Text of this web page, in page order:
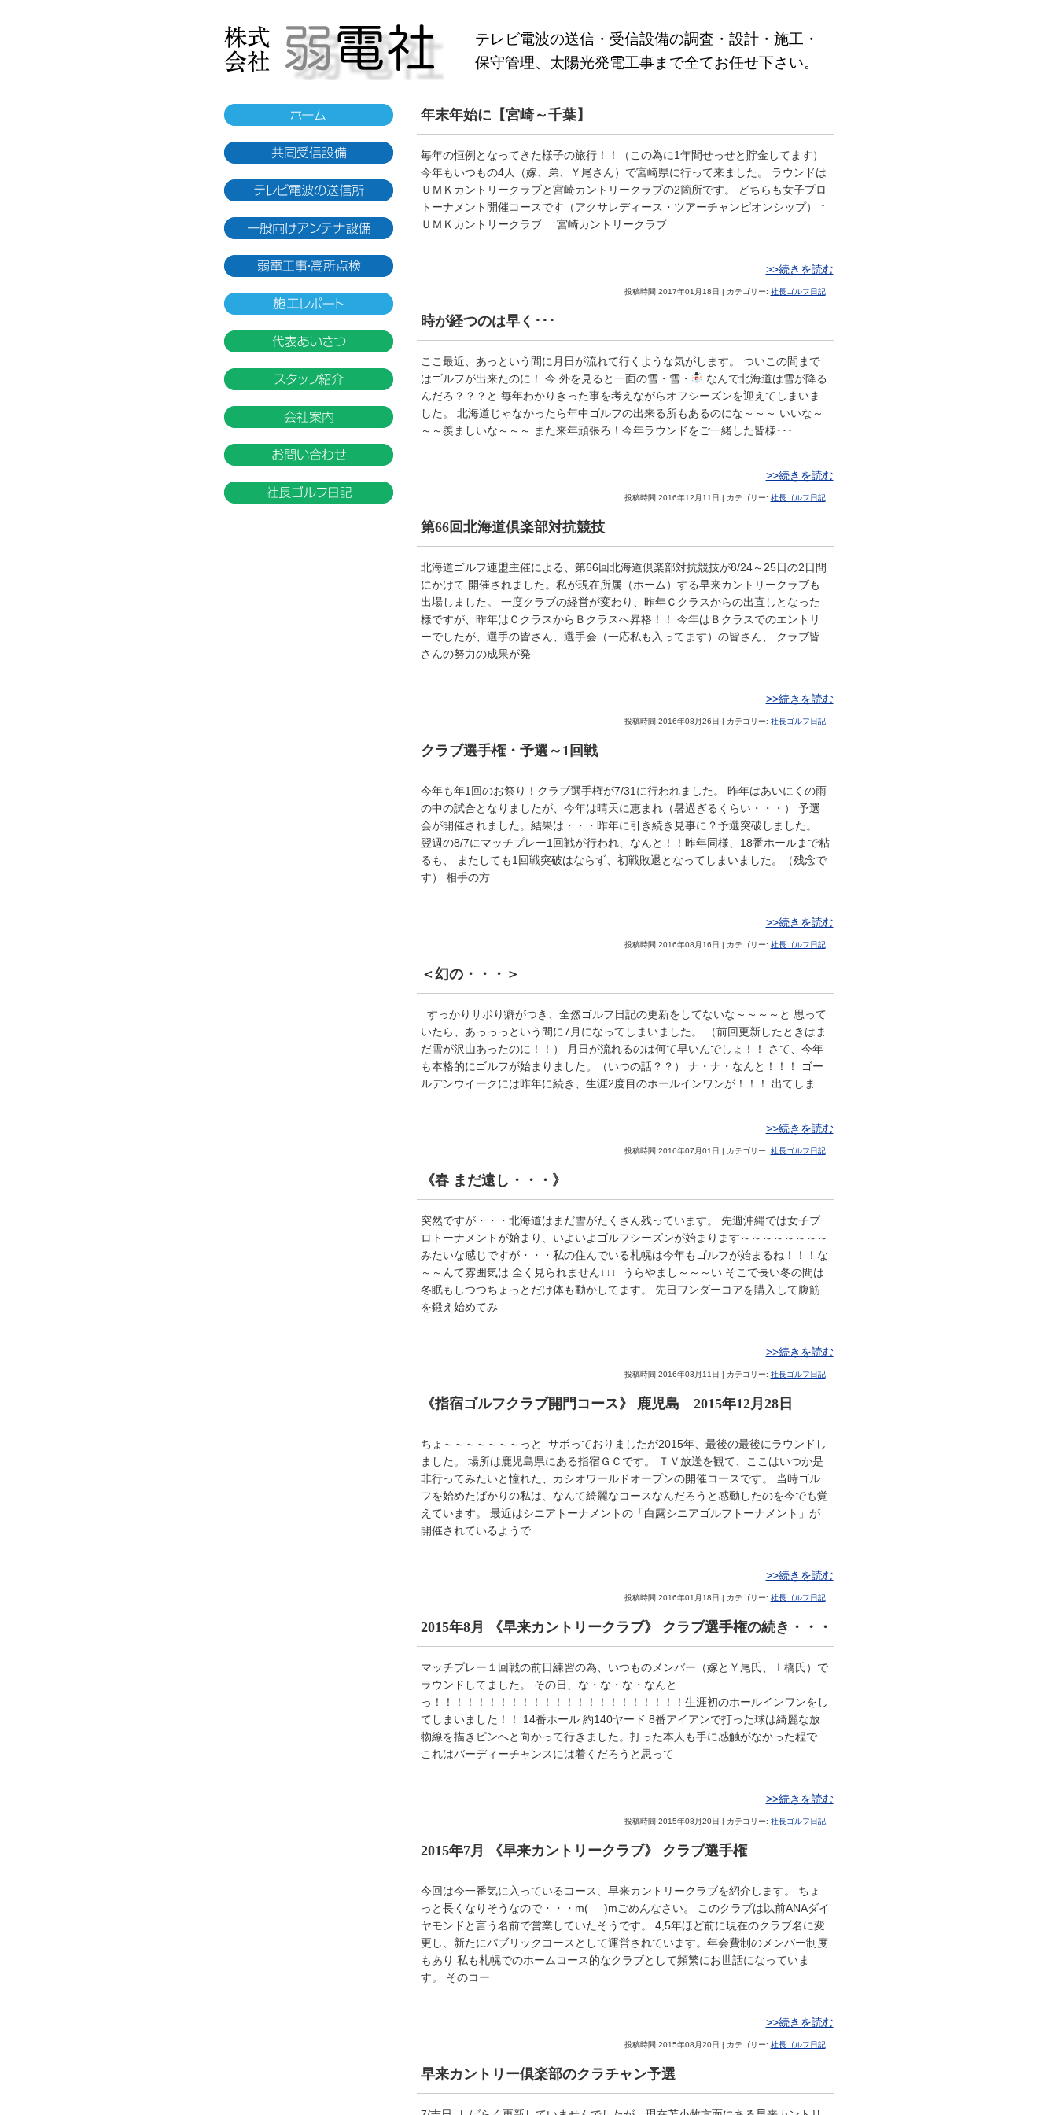
テレビ電波の送信・受信設備の調査・設計・施工・
保守管理、太陽光発電工事まで全てお任せ下さい。
年末年始に【宮崎～千葉】
毎年の恒例となってきた様子の旅行！！（この為に1年間せっせと貯金してます）
今年もいつもの4人（嫁、弟、Ｙ尾さん）で宮崎県に行って来ました。 ラウンドは
ＵＭＫカントリークラブと宮崎カントリークラブの2箇所です。 どちらも女子プロ
トーナメント開催コースです（アクサレディース・ツアーチャンピオンシップ） ↑
ＵＭＫカントリークラブ ↑宮崎カントリークラブ
>>続きを読む
投稿時間 2017年01月18日 | カテゴリー: 社長ゴルフ日記
時が経つのは早く･･･
ここ最近、あっという間に月日が流れて行くような気がします。 ついこの間まで
はゴルフが出来たのに！ 今 外を見ると一面の雪・雪・
なんで北海道は雪が降る
んだろ？？？と 毎年わかりきった事を考えながらオフシーズンを迎えてしまいま
した。 北海道じゃなかったら年中ゴルフの出来る所もあるのにな～～～ いいな～
～～羨ましいな～～～ また来年頑張ろ！今年ラウンドをご一緒した皆様･･･
>>続きを読む
投稿時間 2016年12月11日 | カテゴリー: 社長ゴルフ日記
第66回北海道倶楽部対抗競技
北海道ゴルフ連盟主催による、第66回北海道倶楽部対抗競技が8/24～25日の2日間
にかけて 開催されました。私が現在所属（ホーム）する早来カントリークラブも
出場しました。 一度クラブの経営が変わり、昨年Ｃクラスからの出直しとなった
様ですが、昨年はＣクラスからＢクラスへ昇格！！ 今年はＢクラスでのエントリ
ーでしたが、選手の皆さん、選手会（一応私も入ってます）の皆さん、 クラブ皆
さんの努力の成果が発
>>続きを読む
投稿時間 2016年08月26日 | カテゴリー: 社長ゴルフ日記
クラブ選手権・予選～1回戦
今年も年1回のお祭り！クラブ選手権が7/31に行われました。 昨年はあいにくの雨
の中の試合となりましたが、今年は晴天に恵まれ（暑過ぎるくらい・・・） 予選
会が開催されました。結果は・・・昨年に引き続き見事に？予選突破しました。
翌週の8/7にマッチプレー1回戦が行われ、なんと！！昨年同様、18番ホールまで粘
るも、 またしても1回戦突破はならず、初戦敗退となってしまいました。（残念で
す） 相手の方
>>続きを読む
投稿時間 2016年08月16日 | カテゴリー: 社長ゴルフ日記
＜幻の・・・＞
すっかりサボり癖がつき、全然ゴルフ日記の更新をしてないな～～～～と 思って
いたら、あっっっという間に7月になってしまいました。 （前回更新したときはま
だ雪が沢山あったのに！！） 月日が流れるのは何て早いんでしょ！！ さて、今年
も本格的にゴルフが始まりました。（いつの話？？） ナ・ナ・なんと！！！ ゴー
ルデンウイークには昨年に続き、生涯2度目のホールインワンが！！！ 出てしま
>>続きを読む
投稿時間 2016年07月01日 | カテゴリー: 社長ゴルフ日記
《春 まだ遠し・・・》
突然ですが・・・北海道はまだ雪がたくさん残っています。 先週沖縄では女子プ
ロトーナメントが始まり、いよいよゴルフシーズンが始まります～～～～～～～～
みたいな感じですが・・・私の住んでいる札幌は今年もゴルフが始まるね！！！な
～～んて雰囲気は 全く見られません↓↓↓ うらやまし～～～い そこで長い冬の間は
冬眠もしつつちょっとだけ体も動かしてます。 先日ワンダーコアを購入して腹筋
を鍛え始めてみ
>>続きを読む
投稿時間 2016年03月11日 | カテゴリー: 社長ゴルフ日記
《指宿ゴルフクラブ開門コース》 鹿児島 2015年12月28日
ちょ～～～～～～～っと サボっておりましたが2015年、最後の最後にラウンドし
ました。 場所は鹿児島県にある指宿ＧＣです。 ＴＶ放送を観て、ここはいつか是
非行ってみたいと憧れた、カシオワールドオープンの開催コースです。 当時ゴル
フを始めたばかりの私は、なんて綺麗なコースなんだろうと感動したのを今でも覚
えています。 最近はシニアトーナメントの「白露シニアゴルフトーナメント」が
開催されているようで
>>続きを読む
投稿時間 2016年01月18日 | カテゴリー: 社長ゴルフ日記
2015年8月 《早来カントリークラブ》 クラブ選手権の続き・・・
マッチプレー１回戦の前日練習の為、いつものメンバー（嫁とＹ尾氏、Ｉ橋氏）で
ラウンドしてました。 その日、な・な・な・なんと
っ！！！！！！！！！！！！！！！！！！！！！！！生涯初のホールインワンをし
てしまいました！！ 14番ホール 約140ヤード 8番アイアンで打った球は綺麗な放
物線を描きピンへと向かって行きました。打った本人も手に感触がなかった程で
これはバーディーチャンスには着くだろうと思って
>>続きを読む
投稿時間 2015年08月20日 | カテゴリー: 社長ゴルフ日記
2015年7月 《早来カントリークラブ》 クラブ選手権
今回は今一番気に入っているコース、早来カントリークラブを紹介します。 ちょ
っと長くなりそうなので・・・m(_ _)mごめんなさい。 このクラブは以前ANAダイ
ヤモンドと言う名前で営業していたそうです。 4,5年ほど前に現在のクラブ名に変
更し、新たにパブリックコースとして運営されています。年会費制のメンバー制度
もあり 私も札幌でのホームコース的なクラブとして頻繁にお世話になっていま
す。 そのコー
>>続きを読む
投稿時間 2015年08月20日 | カテゴリー: 社長ゴルフ日記
早来カントリー倶楽部のクラチャン予選